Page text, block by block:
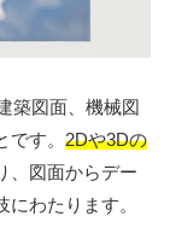
築図面、機械図
す。 2Dや3Dの
、図面からデー
わたります。